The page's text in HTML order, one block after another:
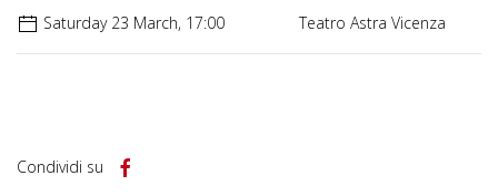
Saturday 23 March, 17:00 Teatro Astra Vicenza
Condividi su